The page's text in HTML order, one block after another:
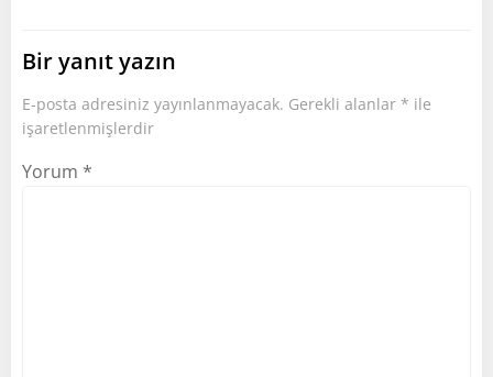
Bir yanıt yazın
E-posta adresiniz yayınlanmayacak. Gerekli alanlar * ile
işaretlenmişlerdir
Yorum *